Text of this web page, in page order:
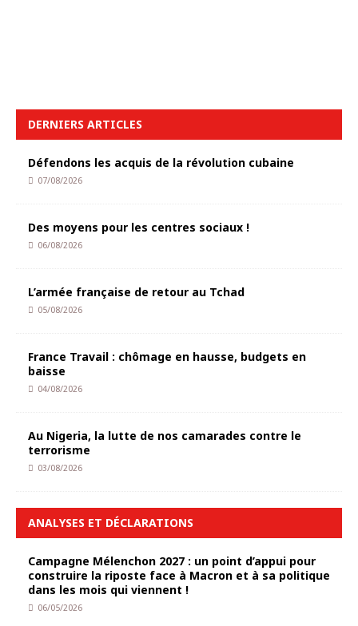
DERNIERS ARTICLES
Défendons les acquis de la révolution cubaine
07/08/2026
Des moyens pour les centres sociaux !
06/08/2026
L’armée française de retour au Tchad
05/08/2026
France Travail : chômage en hausse, budgets en
baisse
04/08/2026
Au Nigeria, la lutte de nos camarades contre le
terrorisme
03/08/2026
ANALYSES ET DÉCLARATIONS
Campagne Mélenchon 2027 : un point d’appui pour
construire la riposte face à Macron et à sa politique
dans les mois qui viennent !
06/05/2026